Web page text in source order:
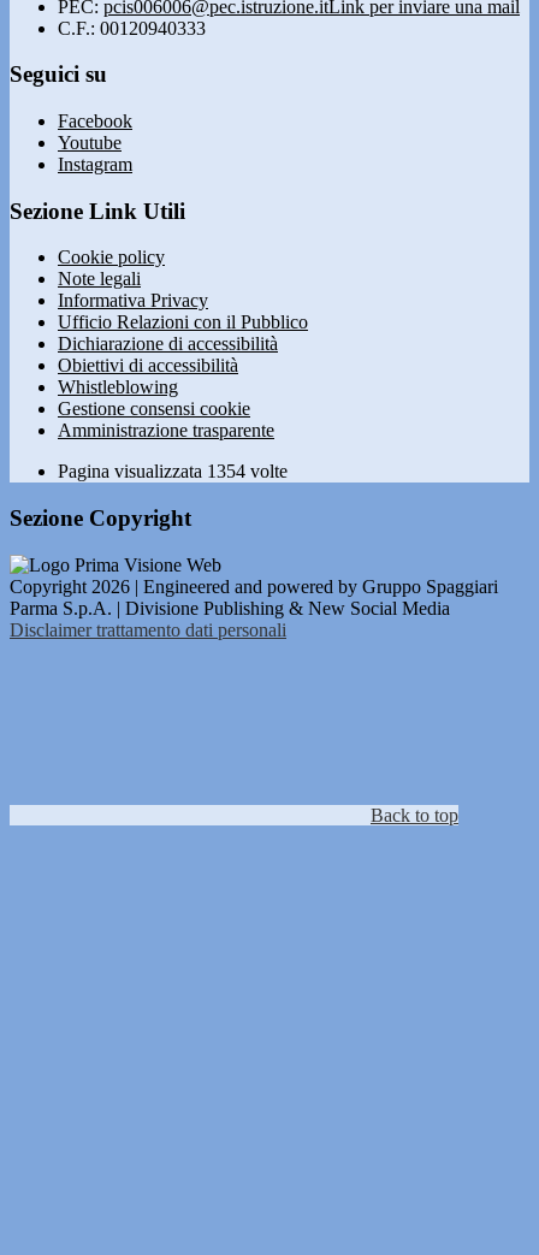
PEC: pcis006006@pec.istruzione.itLink per inviare una mail
C.F.: 00120940333
Seguici su
Facebook
Youtube
Instagram
Sezione Link Utili
Cookie policy
Note legali
Informativa Privacy
Ufficio Relazioni con il Pubblico
Dichiarazione di accessibilità
Obiettivi di accessibilità
Whistleblowing
Gestione consensi cookie
Amministrazione trasparente
Pagina visualizzata 1354 volte
Sezione Copyright
Copyright 2026 | Engineered and powered by Gruppo Spaggiari
Parma S.p.A. | Divisione Publishing & New Social Media
Disclaimer trattamento dati personali
Back to top